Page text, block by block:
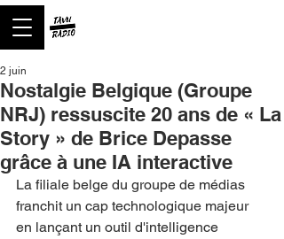
Nostalgie Belgique (Groupe
NRJ) ressuscite 20 ans de « La
Story » de Brice Depasse
grâce à une IA interactive
2 juin
La filiale belge du groupe de médias
franchit un cap technologique majeur
en lançant un outil d'intelligence